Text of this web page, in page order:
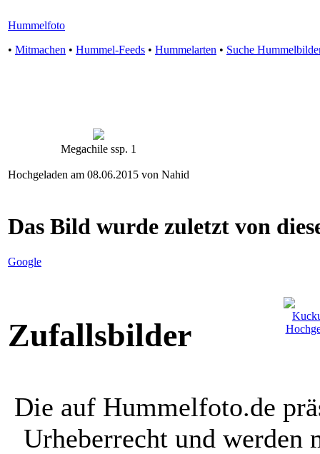
Hummelfoto
• Mitmachen • Hummel-Feeds • Hummelarten • Suche
Megachile ssp. 1
Hochgeladen am 08.06.2015 von Nahid
Das Bild wurde zuletzt von
Google
Zufallsbilder
Die auf Hummelfoto.de
Urheberrecht und werden